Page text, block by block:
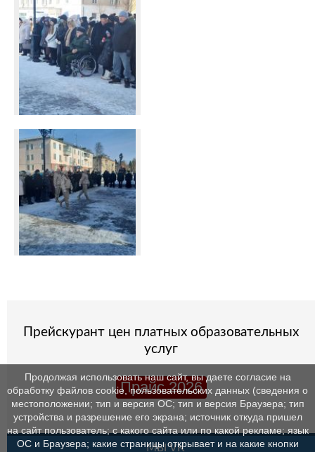
Прейскурант цен платных образовательных
услуг
Прайс 2026
МЫ VK
Продолжая использовать наш сайт, вы даете согласие на
обработку файлов cookie, пользовательских данных (сведения о
местоположении; тип и версия ОС; тип и версия Браузера; тип
устройства и разрешение его экрана; источник откуда пришел
на сайт пользователь; с какого сайта или по какой рекламе; язык
ОС и Браузера; какие страницы открывает и на какие кнопки